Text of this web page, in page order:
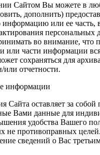
Сайтом Вы можете в
дополнить)
или ее часть,
персональных
во внимание, что
или части информации
сохраняться для
или отчетности.
информации
Сайта оставляет за собой
Вами данные для
удобства Вашего
не противоправных
сведений о Вас